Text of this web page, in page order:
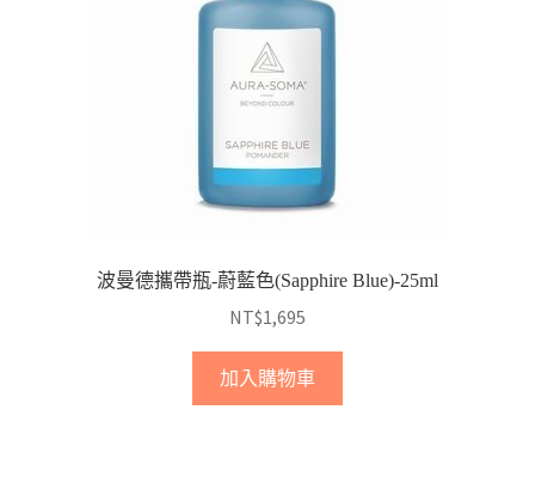
波曼德攜帶瓶-蔚藍色(Sapphire Blue)-25ml
NT$1,695
加入購物車